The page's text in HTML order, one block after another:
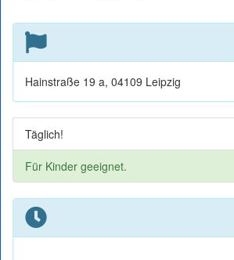
Hainstraße 19 a, 04109 Leipzig
Täglich!
Für Kinder geeignet.